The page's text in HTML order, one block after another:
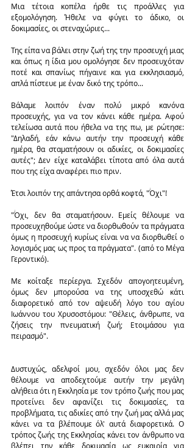
Μια τέτοια κοπέλα ήρθε τις προάλλες για
εξομολόγηση. Ήθελε να φύγει το άδικο, οι
δοκιμασίες, οι στεναχώριες...
Της είπα να βάλει στην ζωή της την προσευχή μιας
και όπως η ίδια μου ομολόγησε δεν προσευχόταν
ποτέ και σπανίως πήγαινε και για εκκλησιασμό,
απλά πίστευε με έναν δικό της τρόπο...
Βάλαμε λοιπόν έναν πολύ μικρό κανόνα
προσευχής, για να τον κάνει κάθε ημέρα. Αφού
τελείωσα αυτά που ήθελα να της πω, με ρώτησε:
"Δηλαδή, εάν κάνω αυτήν την προσευχή κάθε
ημέρα, θα σταματήσουν οι αδικίες, οι δοκιμασίες
αυτές"; Δεν είχε καταλάβει τίποτα από όλα αυτά
που της είχα αναφέρει πιο πριν.
Έτσι λοιπόν της απάντησα ορθά κοφτά, "Όχι"!
"Όχι, δεν θα σταματήσουν. Εμείς θέλουμε να
προσευχηθούμε ώστε να διορθωθούν τα πράγματα
όμως η προσευχή κυρίως είναι να να διορθωθεί ο
λογισμός μας ως προς τα πράγματα". (από το Μέγα
Γεροντικό).
Με κοίταξε περίεργα. Σχεδόν απογοητευμένη,
όμως δεν μπορούσα να της υποσχεθώ κάτι
διαφορετικό από τον αψευδή λόγο του αγίου
Ιωάννου του Χρυσοστόμου: "Θέλεις, άνθρωπε, να
ζήσεις την πνευματική ζωή; Ετοιμάσου για
πειρασμό".
Δυστυχώς, αδελφοί μου, σχεδόν όλοι μας δεν
θέλουμε να αποδεχτούμε αυτήν την μεγάλη
αλήθεια ότι η Εκκλησία με τον τρόπο ζωής που μας
προτείνει δεν αφανίζει τις δοκιμασίες, τα
προβλήματα, τις αδικίες από την ζωή μας αλλά μας
κάνει να τα βλέπουμε όλ' αυτά διαφορετικά. Ο
τρόπος ζωής της Εκκλησίας κάνει τον άνθρωπο να
βλέπει την κάθε δοκιμασία ως ευκαιρία για